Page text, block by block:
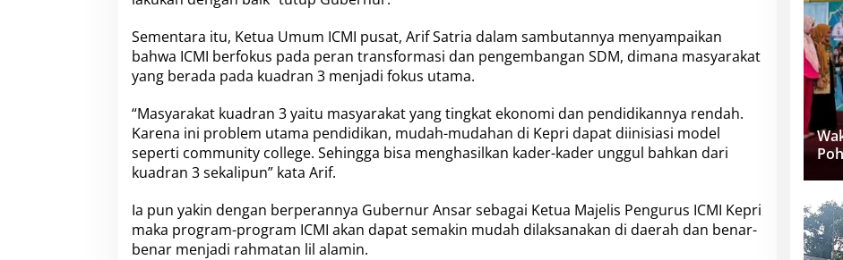
Sementara itu, Ketua Umum ICMI pusat, Arif Satria dalam sambutannya menyampaikan
bahwa ICMI berfokus pada peran transformasi dan pengembangan SDM, dimana masyarakat
yang berada pada kuadran 3 menjadi fokus utama.
“Masyarakat kuadran 3 yaitu masyarakat yang tingkat ekonomi dan pendidikannya rendah.
Karena ini problem utama pendidikan, mudah-mudahan di Kepri dapat diinisiasi model
seperti community college. Sehingga bisa menghasilkan kader-kader unggul bahkan dari
kuadran 3 sekalipun” kata Arif.
Ia pun yakin dengan berperannya Gubernur Ansar sebagai Ketua Majelis Pengurus ICMI Kepri
maka program-program ICMI akan dapat semakin mudah dilaksanakan di daerah dan benar-
benar menjadi rahmatan lil alamin.